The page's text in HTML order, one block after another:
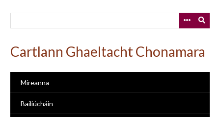
Cartlann Ghaeltacht Chonamara
Míreanna
Bailiúcháin